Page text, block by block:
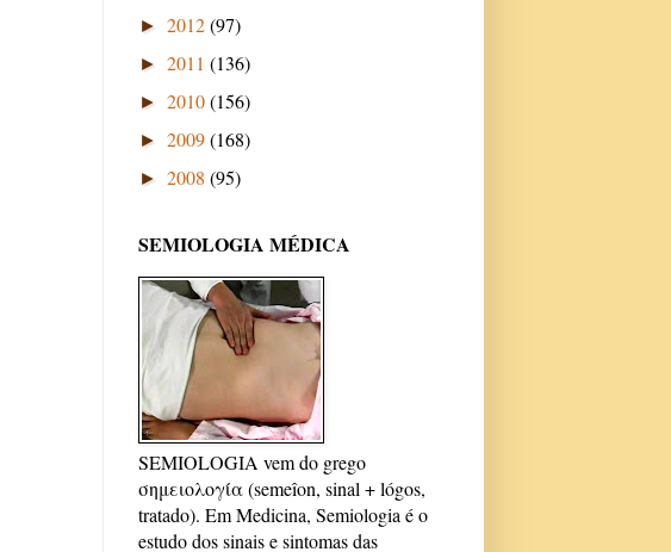
► 2012(97)
► 2011 (136)
► 2010(156)
► 2009(168)
► 2008 (95)
SEMIOLOGIA MÉDICA
SEMIOLOGIA vem do grego
σημειολογία (semeîon, sinal + lógos,
tratado). Em Medicina, Semiologia é o
estudo dos sinais e sintomas das